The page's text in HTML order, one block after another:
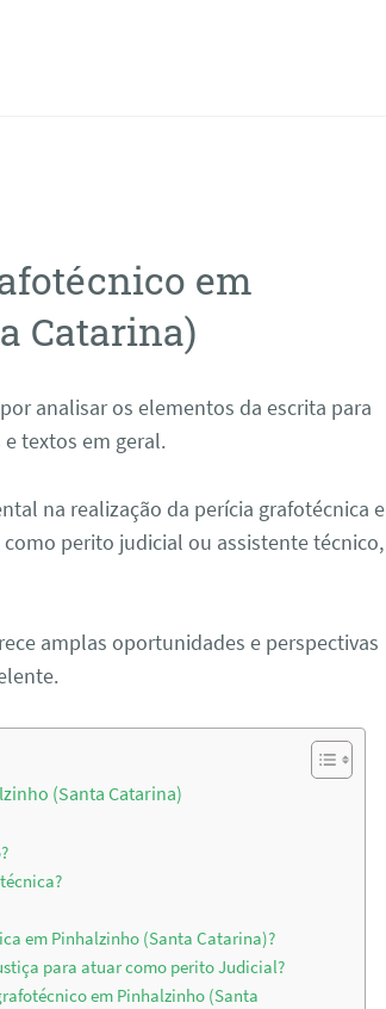
em
Catarina)
analisar os elementos da escrita para
textos em geral.
na realização da perícia grafotécnica e
perito judicial ou assistente técnico,
amplas oportunidades e perspectivas
(Santa Catarina)
em Pinhalzinho (Santa Catarina)?
para atuar como perito Judicial?
em Pinhalzinho (Santa